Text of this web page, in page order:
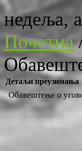
недеља,
Почетна
Детаљи преузимања
Обавештење о